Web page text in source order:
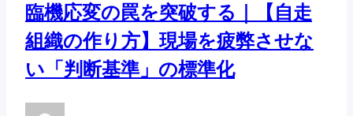
臨機応変の罠を突破する｜【自走
組織の作り方】現場を疲弊させな
い「判断基準」の標準化